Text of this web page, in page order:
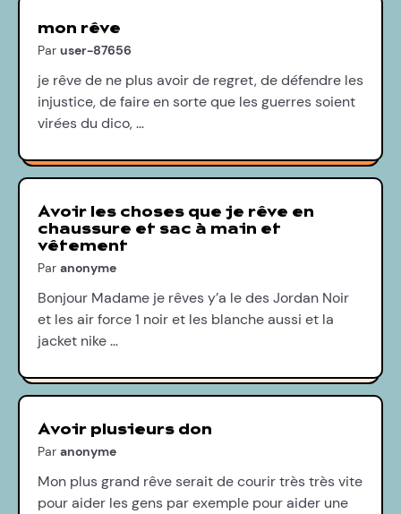
mon rêve
Par user-87656
je rêve de ne plus avoir de regret, de défendre les
injustice, de faire en sorte que les guerres soient
virées du dico, …
Avoir les choses que je rêve en
chaussure et sac à main et
vêtement
Par anonyme
Bonjour Madame je rêves y’a le des Jordan Noir
et les air force 1 noir et les blanche aussi et la
jacket nike …
Avoir plusieurs don
Par anonyme
Mon plus grand rêve serait de courir très très vite
pour aider les gens par exemple pour aider une